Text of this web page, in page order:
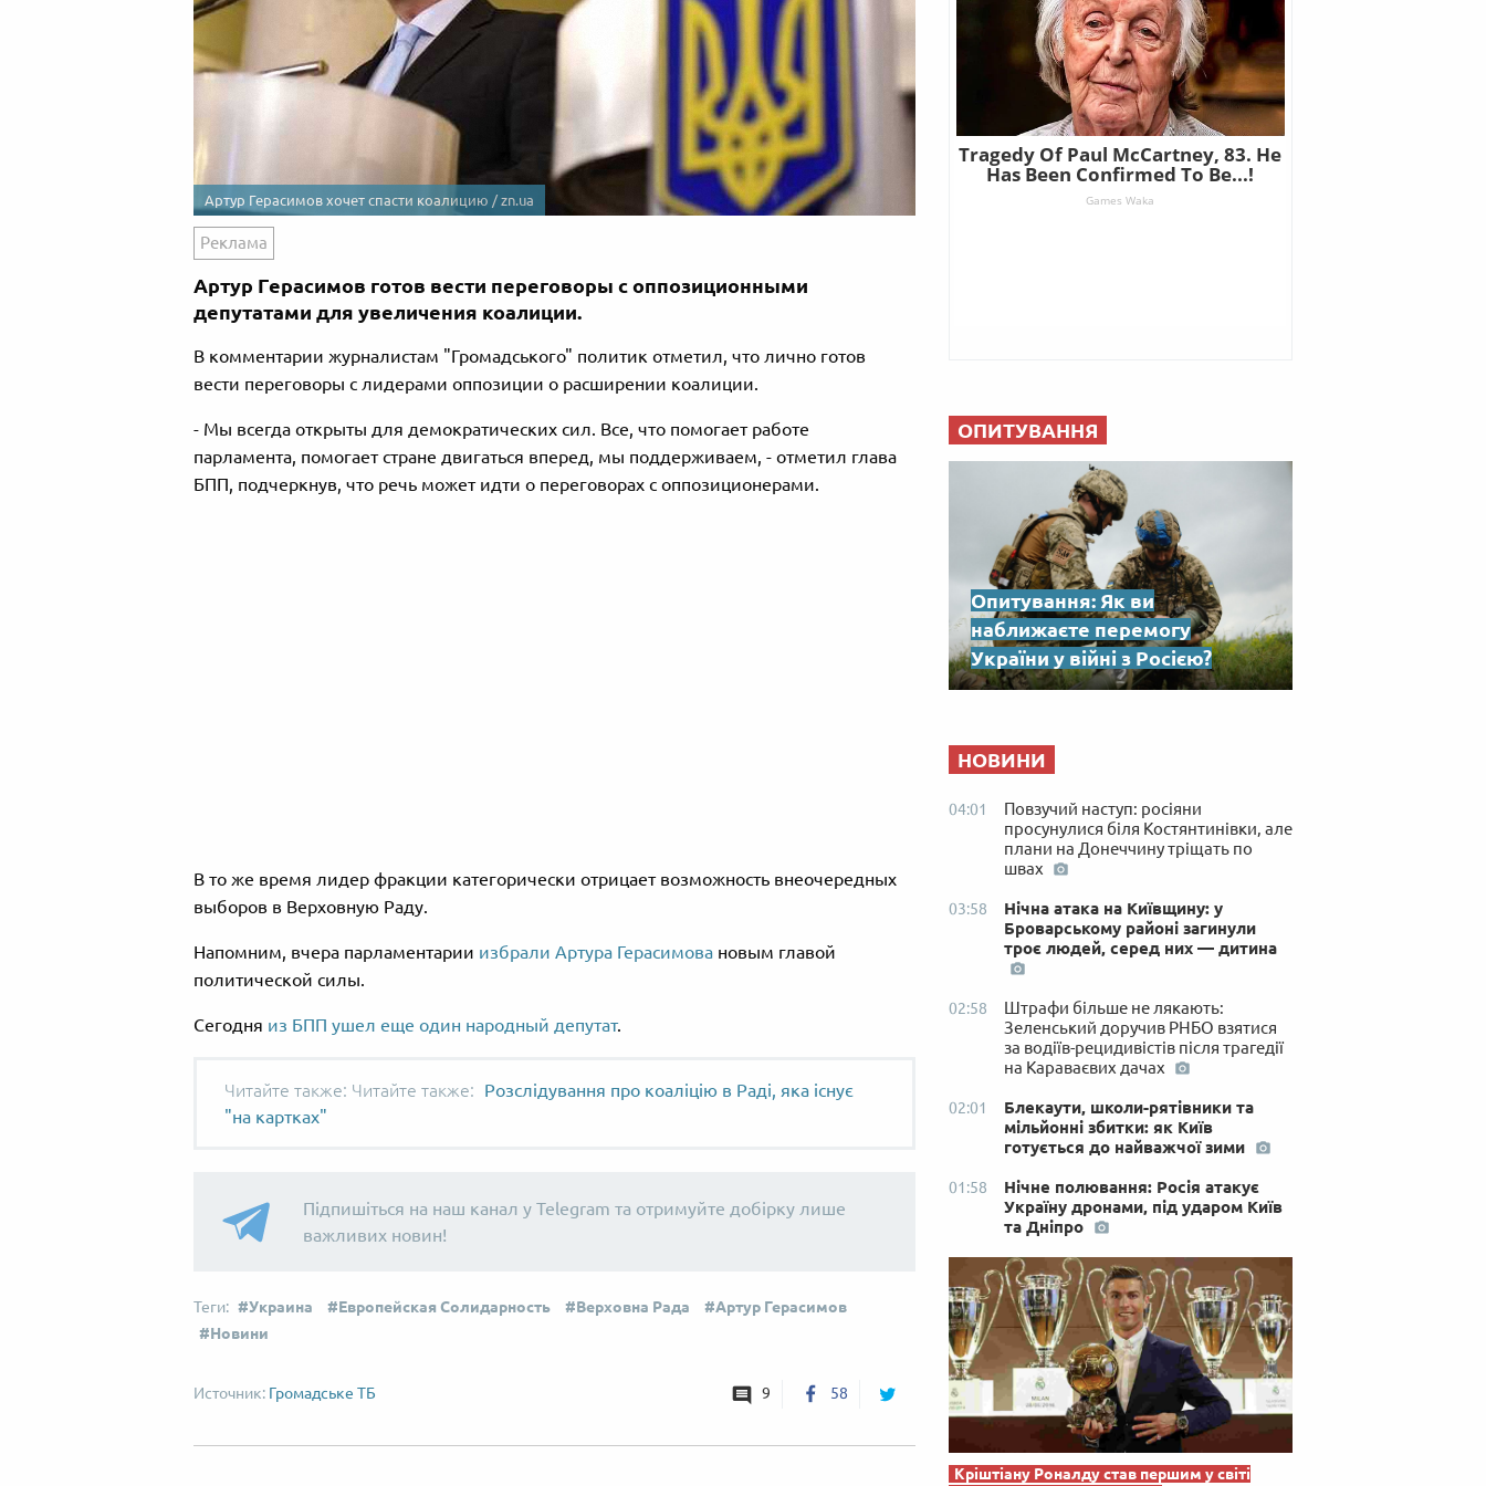
Артур Герасимов хочет спасти коалицию / zn.ua
Реклама
Артур Герасимов готов вести переговоры с оппозиционными
депутатами для увеличения коалиции.
В комментарии журналистам "Громадського" политик отметил, что лично готов
вести переговоры с лидерами оппозиции о расширении коалиции.
- Мы всегда открыты для демократических сил. Все, что помогает работе
парламента, помогает стране двигаться вперед, мы поддерживаем, - отметил глава
БПП, подчеркнув, что речь может идти о переговорах с оппозиционерами.
В то же время лидер фракции категорически отрицает возможность внеочередных
выборов в Верховную Раду.
Напомним, вчера парламентарии избрали Артура Герасимова новым главой
политической силы.
Сегодня из БПП ушел еще один народный депутат.
Читайте также:
Розслідування про коаліцію в Раді, яка існує
"на картках"
Підпишіться на наш канал у Telegram та отримуйте добірку лише
важливих новин!
Украина Европейская Солидарность Верховна Рада
Артур Герасимов
Новини
Громадське ТБ 9 58
ОПИТУВАННЯ
Опитування: Як ви
наближаєте перемогу
України у війні з Росією?
НОВИНИ
04:01
Повзучий наступ: росіяни
просунулися біля Костянтинівки, але
плани на Донеччину тріщать по
швах
03:58
Нічна атака на Київщину: у
Броварському районі загинули
троє людей, серед них — дитина
02:58
Штрафи більше не лякають:
Зеленський доручив РНБО взятися
за водіїв-рецидивістів після трагедії
на Караваєвих дачах
02:01
Блекаути, школи-рятівники та
мільйонні збитки: як Київ
готується до найважчої зими
01:58
Нічне полювання: Росія атакує
Україну дронами, під ударом Київ
та Дніпро
Кріштіану Роналду став першим у світі